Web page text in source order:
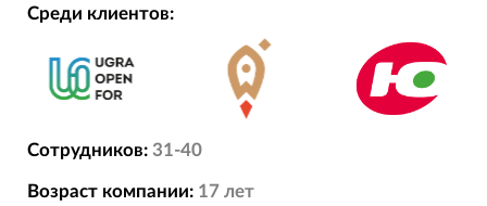
Среди клиентов:
Сотрудников: 31-40
Возраст компании: 17 лет